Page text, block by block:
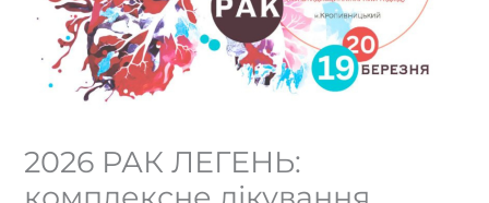
2026 РАК ЛЕГЕНЬ: